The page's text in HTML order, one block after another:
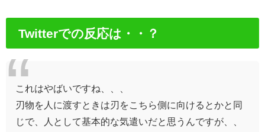
Twitterでの反応は・・？
これはやばいですね、、、
刃物を人に渡すときは刃をこちら側に向けるとかと同
じで、人として基本的な気遣いだと思うんですが、、